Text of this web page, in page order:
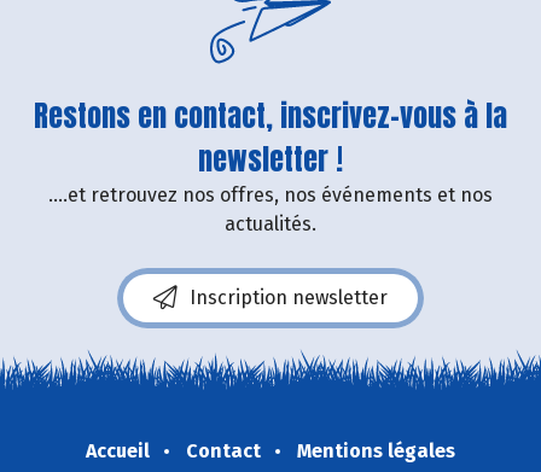
Restons en contact, inscrivez-vous à la
newsletter !
....et retrouvez nos offres, nos événements et nos
actualités.
Inscription newsletter
Accueil Contact
Mentions légales